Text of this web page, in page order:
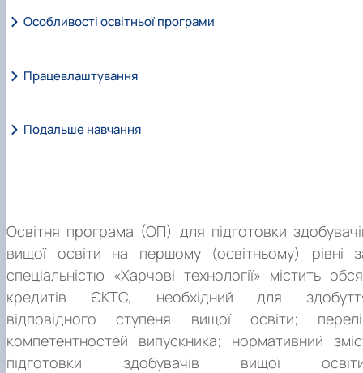
Освітня програма (ОП) для підготовки
вищої освіти на першому (освітньому) рівні
спеціальністю «Харчові технології» містить
кредитів ЄКТС, необхідний для
відповідного ступеня вищої освіти;
компетентностей випускника; нормативний
підготовки здобувачів вищої
Особливості освітньої програми
Працевлаштування
Подальше навчання